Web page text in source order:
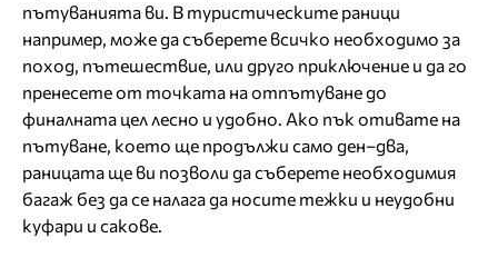
пътуванията ви. В туристическите раници
например, може да съберете всичко необходимо за
поход, пътешествие, или друго приключение и да го
пренесете от точката на отпътуване до
финалната цел лесно и удобно. Ако пък отивате на
пътуване, което ще продължи само ден–два,
раницата ще ви позволи да съберете необходимия
багаж без да се налага да носите тежки и неудобни
куфари и сакове.